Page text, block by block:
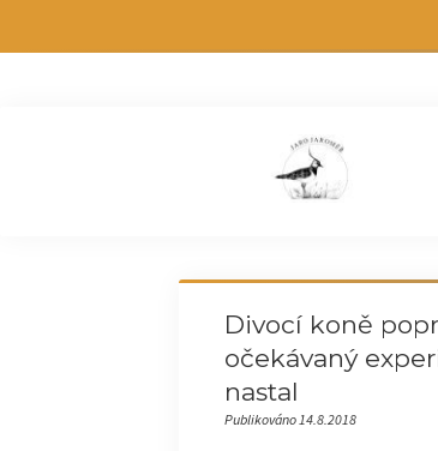
Divocí koně
očekávaný
nastal
Publikováno 14.8.2018